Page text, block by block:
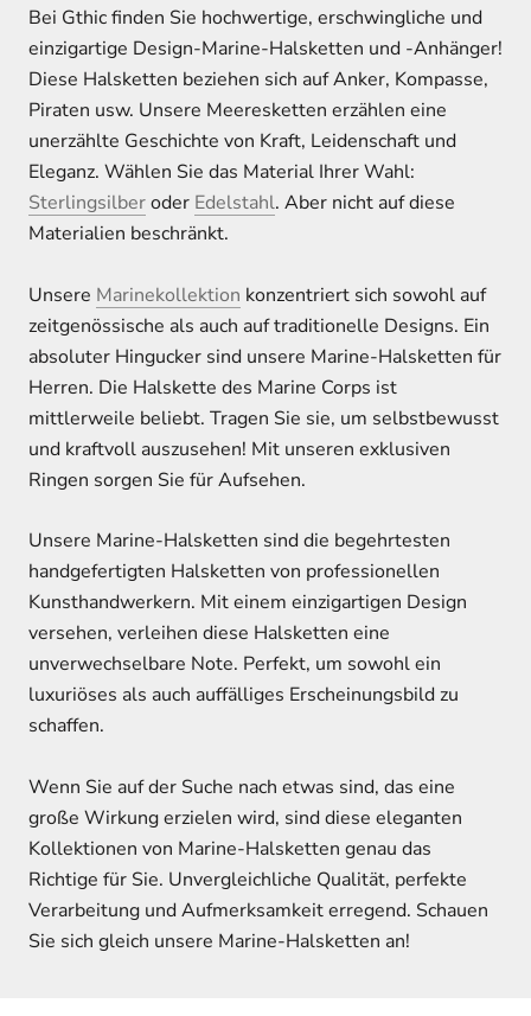
Bei Gthic finden Sie hochwertige, erschwingliche und
einzigartige Design-Marine-Halsketten und -Anhänger!
Diese Halsketten beziehen sich auf Anker, Kompasse,
Piraten usw. Unsere Meeresketten erzählen eine
unerzählte Geschichte von Kraft, Leidenschaft und
Eleganz. Wählen Sie das Material Ihrer Wahl:
Sterlingsilberoder Edelstahl. Aber nicht auf diese
Materialien beschränkt.
Unsere Marinekollektion konzentriert sich sowohl auf
zeitgenössische als auch auf traditionelle Designs. Ein
absoluter Hingucker sind unsere Marine-Halsketten für
Herren. Die Halskette des Marine Corps ist
mittlerweile beliebt. Tragen Sie sie, um selbstbewusst
und kraftvoll auszusehen! Mit unseren exklusiven
Ringen sorgen Sie für Aufsehen.
Unsere Marine-Halsketten sind die begehrtesten
handgefertigten Halsketten von professionellen
Kunsthandwerkern. Mit einem einzigartigen Design
versehen, verleihen diese Halsketten eine
unverwechselbare Note. Perfekt, um sowohl ein
luxuriöses als auch auffälliges Erscheinungsbild zu
schaffen.
Wenn Sie auf der Suche nach etwas sind, das eine
große Wirkung erzielen wird, sind diese eleganten
Kollektionen von Marine-Halsketten genau das
Richtige für Sie. Unvergleichliche Qualität, perfekte
Verarbeitung und Aufmerksamkeit erregend. Schauen
Sie sich gleich unsere Marine-Halsketten an!